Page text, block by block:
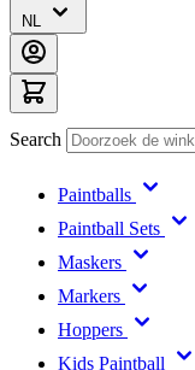
NL
Paintballs
Paintball Sets
Maskers
Markers
Hoppers